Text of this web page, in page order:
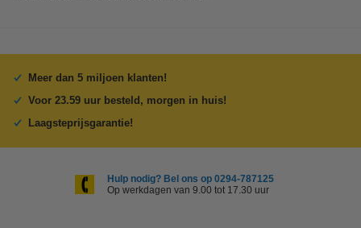
Meer dan 5 miljoen klanten!
Voor 23.59 uur besteld, morgen in huis!
Laagsteprijsgarantie!
Hulp nodig? Bel ons op 0294-787125
Op werkdagen van 9.00 tot 17.30 uur